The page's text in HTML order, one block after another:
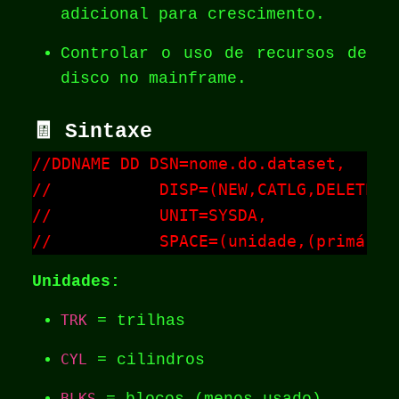
adicional para crescimento.
Controlar o uso de recursos de
disco no mainframe.
🧾 Sintaxe
//DDNAME DD DSN=nome.do.dataset,
//           DISP=(NEW,CATLG,DELETE),
//           UNIT=SYSDA,
//
Unidades:
TRK = trilhas
CYL = cilindros